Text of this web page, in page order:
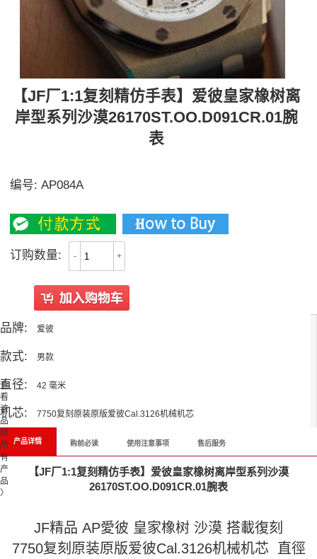
【JF厂1:1复刻精仿手表】爱彼皇家橡树离
岸型系列沙漠26170ST.OO.D091CR.01腕
表
编号:AP084A
订购数量: - +
查
看
该
品
牌
所
有
产
品
〉
品牌: 爱彼
款式: 男款
直径: 42 毫米
机芯: 7750复刻原装原版爱彼Cal.3126机械机芯
产品详情 购前必读 使用注意事项 售后服务
【JF厂1:1复刻精仿手表】爱彼皇家橡树离岸型系列沙漠
26170ST.OO.D091CR.01腕表
JF精品 AP愛彼 皇家橡树 沙漠 搭載復刻
7750复刻原装原版爱彼Cal.3126机械机芯 直徑